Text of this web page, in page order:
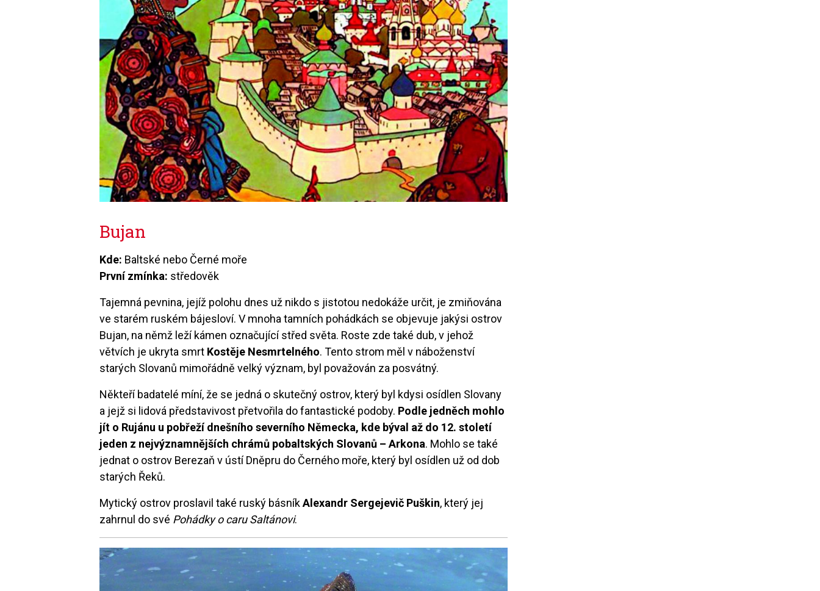
Bujan
Kde: Baltské nebo Černé moře
První zmínka: středověk
Tajemná pevnina, jejíž polohu dnes už nikdo s jistotou nedokáže určit, je zmiňována
ve starém ruském bájesloví. V mnoha tamních pohádkách se objevuje jakýsi ostrov
Bujan, na němž leží kámen označující střed světa. Roste zde také dub, v jehož
větvích je ukryta smrt Kostěje Nesmrtelného. Tento strom měl v náboženství
starých Slovanů mimořádně velký význam, byl považován za posvátný.
Někteří badatelé míní, že se jedná o skutečný ostrov, který byl kdysi osídlen Slovany
a jejž si lidová představivost přetvořila do fantastické podoby. Podle jedněch mohlo
jít o Rujánu u pobřeží dnešního severního Německa, kde býval až do 12. století
jeden z nejvýznamnějších chrámů pobaltských Slovanů – Arkona. Mohlo se také
jednat o ostrov Berezaň v ústí Dněpru do Černého moře, který byl osídlen už od dob
starých Řeků.
Mytický ostrov proslavil také ruský básníkAlexandr Sergejevič Puškin, který jej
zahrnul do své Pohádky o caru Saltánovi.